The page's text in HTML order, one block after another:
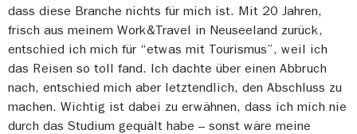
dass diese Branche nichts für mich ist. Mit 20 Jahren,
frisch aus meinem Work&Travel in Neuseeland zurück,
entschied ich mich für “etwas mit Tourismus”, weil ich
das Reisen so toll fand. Ich dachte über einen Abbruch
nach, entschied mich aber letztendlich, den Abschluss zu
machen. Wichtig ist dabei zu erwähnen, dass ich mich nie
durch das Studium gequält habe – sonst wäre meine